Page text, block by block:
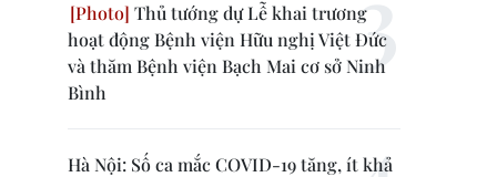
Thủ tướng dự Lễ khai trương
hoạt động Bệnh viện Hữu nghị Việt Đức
và thăm Bệnh viện Bạch Mai cơ sở Ninh
Bình
Hà Nội: Số ca mắc COVID-19 tăng, ít khả